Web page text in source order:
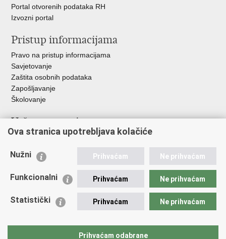
Portal otvorenih podataka RH
Izvozni portal
Pristup informacijama
Pravo na pristup informacijama
Savjetovanje
Zaštita osobnih podataka
Zapošljavanje
Školovanje
Važne poveznice
Ministarstvo unutarnjih poslova
Udruge
Policijska akademija
Zaklada policijske solidarnosti
Vučetić"
Ova stranica upotrebljava kolačiće
Nužni Prihvaćam Ne prihvaćam
Funkcionalni Prihvaćam Ne prihvaćam
Statistički Prihvaćam Ne prihvaćam
Prihvaćam odabrane